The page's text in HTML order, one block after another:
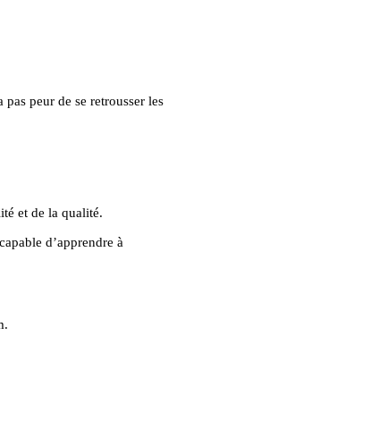
peur de se retrousser les
et de la qualité.
d’apprendre à